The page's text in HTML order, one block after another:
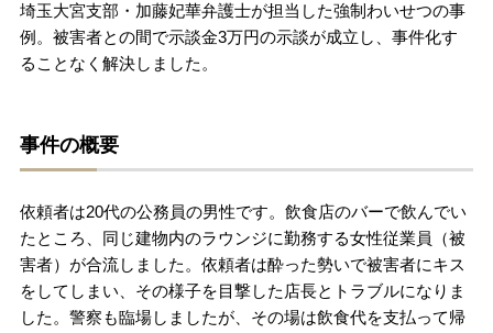
弁護士費用
解決実績
ご依頼者からのお手紙
無料相談の口コミ評判
埼玉大宮支部・加藤妃華弁護士が担当した強制わいせつの事
例。被害者との間で示談金3万円の示談が成立し、事件化す
ることなく解決しました。
事件の概要
依頼者は20代の公務員の男性です。飲食店のバーで飲んでい
たところ、同じ建物内のラウンジに勤務する女性従業員（被
害者）が合流しました。依頼者は酔った勢いで被害者にキス
をしてしまい、その様子を目撃した店長とトラブルになりま
した。警察も臨場しましたが、その場は飲食代を支払って帰